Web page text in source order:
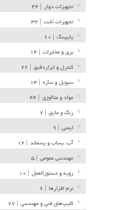
تجهیزات دوار
تجهیزات ثابت
پایپینگ
برق و مخابرات
کنترل و ابزاردقیق
سیویل و سازه
مواد و متالوژی
رنگ و عایق
ایمنی
آب، پساب و پسماند
مهندسی عمومی
رویه و دستورالعمل
نرم افزارها
کلیپ‌های فنی و مهندسی